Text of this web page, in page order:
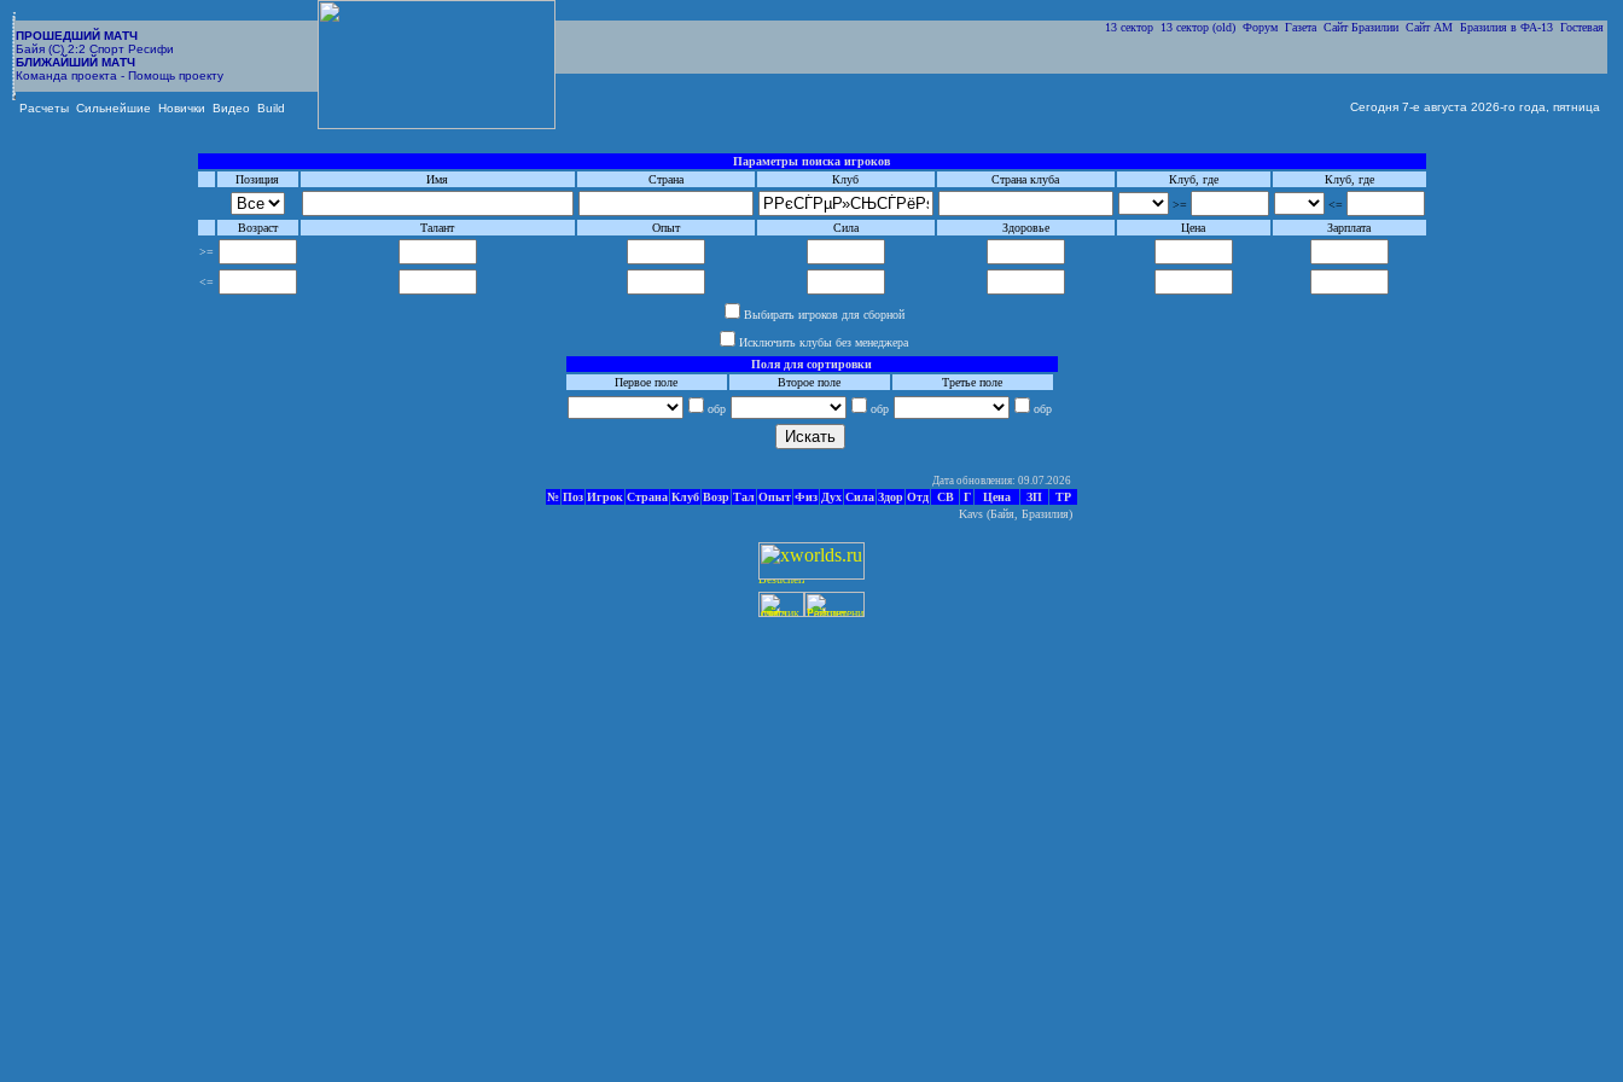
ПРОШЕДШИЙ МАТЧ
Байя (С) 2:2 Спорт Ресифи
БЛИЖАЙШИЙ МАТЧ
Команда проекта - Помощь проекту
Расчеты Сильнейшие Новички Видео Build
13 сектор 13 сектор (old) Форум Газета Сайт Бразилии Сайт АМ Бразилия в ФА-13 Гостевая
Сегодня 7-е августа 2026-го года, пятница
Параметры поиска игроков
Позиция
Имя Страна Клуб Страна клуба Клуб, где
Клуб, где
>=
<=
Возраст
Талант Опыт Сила Здоровье Цена
Зарплата
>=
<=
Выбирать игроков для сборной
Исключить клубы без менеджера
Поля для сортировки
Первое поле
Второе поле
Третье поле
обр
обр обр
Дата обновления: 09.07.2026
№ Поз Игрок Страна Клуб Возр Тал Опыт Физ Дух Сила Здор Отд СВ Г Цена ЗП
ТР
Kavs (Байя, Бразилия)